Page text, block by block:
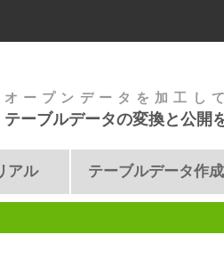
オープンデータを加工し
テーブルデータの変換と公開
アル テーブルデータ作成